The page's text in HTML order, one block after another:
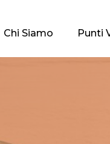
Chi Siamo Punti